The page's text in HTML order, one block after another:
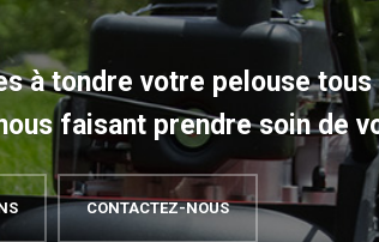
à tondre votre pelouse
faisant prendre soin de
CONTACTEZ-NOUS